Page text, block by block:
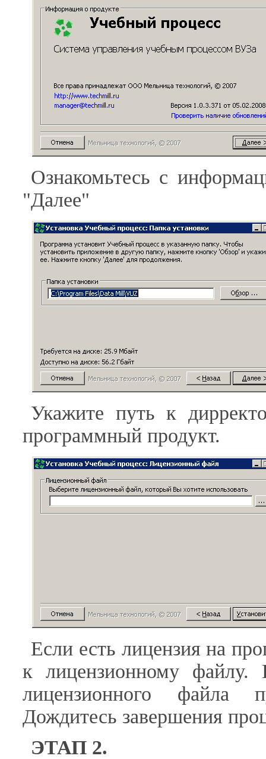
Ознакомьтесь с
"Далее"
Укажите путь к
программный продукт.
Если есть лицензия на
к лицензионному файлу.
лицензионного файла
Дождитесь завершения
ЭТАП 2.